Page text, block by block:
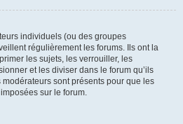
individuels (ou des groupes
régulièrement les forums. Ils ont la
les sujets, les verrouiller, les
et les diviser dans le forum qu’ils
sont présents pour que les
sur le forum.